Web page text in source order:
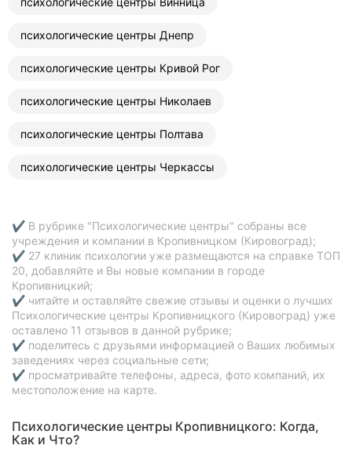
психологические центры Днепр
психологические центры Кривой Рог
психологические центры Николаев
психологические центры Полтава
психологические центры Черкассы
✔ В рубрике "Психологические центры" собраны все
учреждения и компании в Кропивницком (Кировоград);
✔ 27 клиник психологии уже размещаются на справке ТОП
20, добавляйте и Вы новые компании в городе
Кропивницкий;
✔ читайте и оставляйте свежие отзывы и оценки о лучших
Психологические центры Кропивницкого (Кировоград) уже
оставлено 11 отзывов в данной рубрике;
✔ поделитесь с друзьями информацией о Ваших любимых
заведениях через социальные сети;
✔ просматривайте телефоны, адреса, фото компаний, их
местоположение на карте.
Психологические центры Кропивницкого: Когда,
Как и Что?